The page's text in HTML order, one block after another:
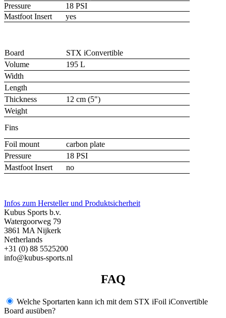
Pressure
18 PSI
Mastfoot Insert
yes
Board
STX iConvertible
Volume
195 L
Width
Length
Thickness
12 cm (5")
Weight
Fins
Foil mount
carbon plate
Pressure
18 PSI
Mastfoot Insert
no
Infos zum Hersteller und Produktsicherheit
Kubus Sports b.v.
Watergoorweg 79
3861 MA Nijkerk
Netherlands
+31 (0) 88 5525200
info@kubus-sports.nl
FAQ
Welche Sportarten kann ich mit dem STX iFoil iConvertible
Board ausüben?